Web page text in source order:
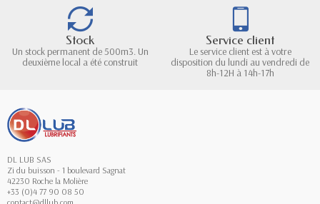
Stock
Un stock permanent de 500m3. Un
deuxième local a été construit
Service client
Le service client est à votre
disposition du lundi au vendredi de
8h-12H à 14h-17h
DL LUB SAS
Zi du buisson - 1 boulevard Sagnat
42230 Roche la Molière
+33 (0)4 77 90 08 50